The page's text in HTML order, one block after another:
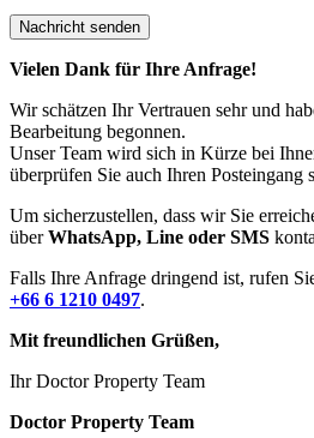
Vielen Dank für Ihre Anfrage!
Wir schätzen Ihr Vertrauen sehr und
Bearbeitung begonnen.
Unser Team wird sich in Kürze bei
überprüfen Sie auch Ihren Posteingang
Um sicherzustellen, dass wir Sie
überWhatsApp, Line oder SMS
Falls Ihre Anfrage dringend ist, rufen
+66 6 1210 0497.
Mit freundlichen Grüßen,
Ihr Doctor Property Team
Doctor Property Team